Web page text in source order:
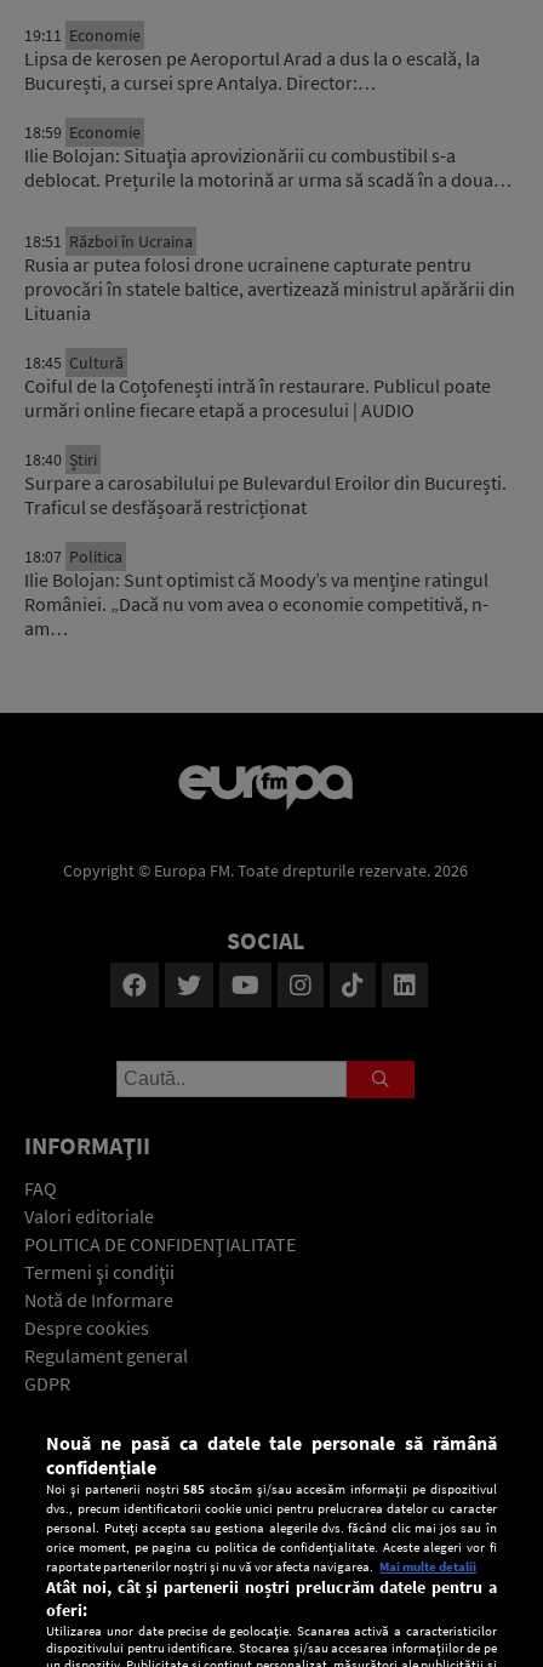
19:11 Economie
Lipsa de kerosen pe Aeroportul Arad a dus la o escală, la
București, a cursei spre Antalya. Director:…
18:59 Economie
Ilie Bolojan: Situaţia aprovizionării cu combustibil s-a
deblocat. Prețurile la motorină ar urma să scadă în a doua…
18:51 Război în Ucraina
Rusia ar putea folosi drone ucrainene capturate pentru
provocări în statele baltice, avertizează ministrul apărării din
Lituania
18:45 Cultură
Coiful de la Coțofenești intră în restaurare. Publicul poate
urmări online fiecare etapă a procesului | AUDIO
18:40 Știri
Surpare a carosabilului pe Bulevardul Eroilor din București.
Traficul se desfășoară restricționat
18:07 Politica
Ilie Bolojan: Sunt optimist că Moody’s va menține ratingul
României. „Dacă nu vom avea o economie competitivă, n-
am…
Copyright © Europa FM. Toate drepturile rezervate. 2026
SOCIAL
INFORMAŢII
FAQ
Valori editoriale
POLITICA DE CONFIDENŢIALITATE
Termeni şi condiţii
Notă de Informare
Despre cookies
Regulament general
GDPR
Descarcă gratuit aplicaţia Europa FM pentru smartphone:
Nouă ne pasă ca datele tale personale să rămână
confidențiale
Noi și partenerii noștri585 stocăm și/sau accesăm informații pe dispozitivul
dvs., precum identificatorii cookie unici pentru prelucrarea datelor cu caracter
personal. Puteți accepta sau gestiona alegerile dvs. făcând clic mai jos sau în
orice moment, pe pagina cu politica de confidențialitate. Aceste alegeri vor fi
raportate partenerilor noștri și nu vă vor afecta navigarea. Mai multe detalii
Atât noi, cât și partenerii noștri prelucrăm datele pentru a
oferi:
Utilizarea unor date precise de geolocație. Scanarea activă a caracteristicilor
dispozitivului pentru identificare. Stocarea și/sau accesarea informațiilor de pe